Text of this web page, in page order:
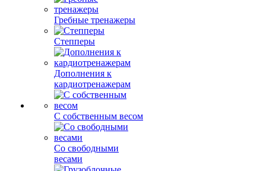
Гребные тренажеры
Степперы
Дополнения к
кардиотренажерам
С собственным весом
Со свободными
весами